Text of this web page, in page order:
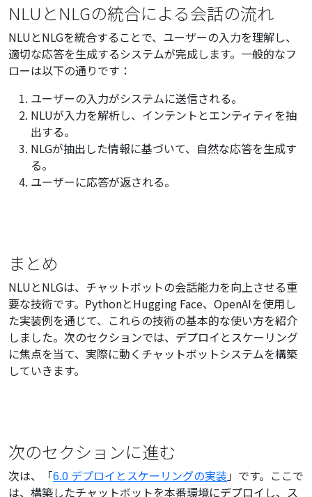
NLUとNLGの統合による会話の流れ
NLUとNLGを統合することで、ユーザーの入力を理解し、
適切な応答を生成するシステムが完成します。一般的なフ
ローは以下の通りです：
ユーザーの入力がシステムに送信される。
NLUが入力を解析し、インテントとエンティティを抽
出する。
NLGが抽出した情報に基づいて、自然な応答を生成す
る。
ユーザーに応答が返される。
まとめ
NLUとNLGは、チャットボットの会話能力を向上させる重
要な技術です。PythonとHugging Face、OpenAIを使用し
た実装例を通じて、これらの技術の基本的な使い方を紹介
しました。次のセクションでは、デプロイとスケーリング
に焦点を当て、実際に動くチャットボットシステムを構築
していきます。
次のセクションに進む
次は、「6.0 デプロイとスケーリングの実装 」です。ここで
は、構築したチャットボットを本番環境にデプロイし、ス